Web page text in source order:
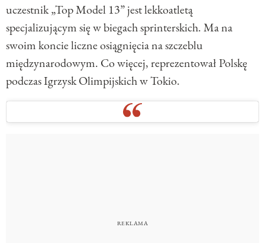
uczestnik „Top Model 13” jest lekkoatletą
specjalizującym się w biegach sprinterskich. Ma na
swoim koncie liczne osiągnięcia na szczeblu
międzynarodowym. Co więcej, reprezentował Polskę
podczas Igrzysk Olimpijskich w Tokio.